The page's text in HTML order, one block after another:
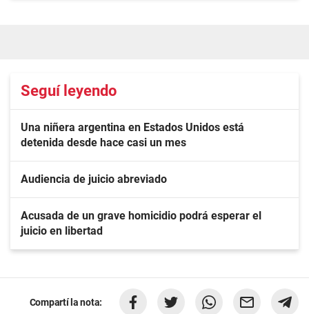
Seguí leyendo
Una niñera argentina en Estados Unidos está
detenida desde hace casi un mes
Audiencia de juicio abreviado
Acusada de un grave homicidio podrá esperar el
juicio en libertad
Compartí la nota: